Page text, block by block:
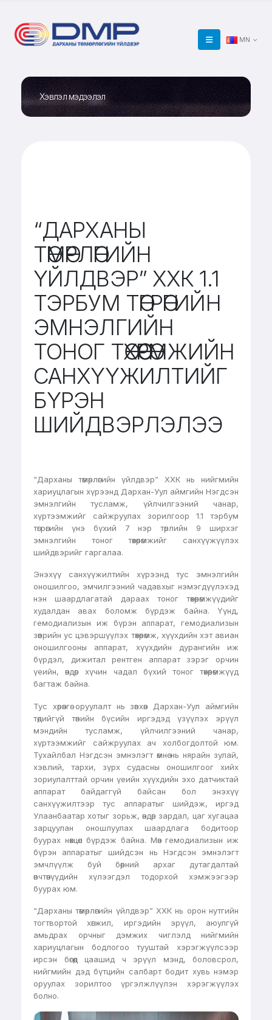
MN
Хэвлэл мэдээлэл
“ДАРХАНЫ
ТӨМӨРЛӨГИЙН
ҮЙЛДВЭР” ХХК 1.1
ТЭРБУМ ТӨГРӨГИЙН
ЭМНЭЛГИЙН
ТОНОГ ТӨХӨӨРӨМЖИЙН
САНХҮҮЖИЛТИЙГ
БҮРЭН
ШИЙДВЭРЛЭЛЭЭ
“Дарханы төмөрлөгийн үйлдвэр” ХХК нь нийгмийн
хариуцлагын хүрээнд Дархан-Уул аймгийн Нэгдсэн
эмнэлгийн тусламж, үйлчилгээний чанар,
хүртээмжийг сайжруулах зорилгоор 1.1 тэрбум
төгрөгийн үнэ бүхий 7 нэр төрлийн 9 ширхэг
эмнэлгийн тоног төхөөрөмжийг санхүүжүүлэх
шийдвэрийг гаргалаа.
Энэхүү санхүүжилтийн хүрээнд тус эмнэлгийн
оношилгоо, эмчилгээний чадавхыг нэмэгдүүлэхэд
нэн шаардлагатай дараах тоног төхөөрөмжүүдийг
худалдан авах боломж бүрдэж байна. Үүнд,
гемодиализын иж бүрэн аппарат, гемодиализын
зөөврийн ус цэвэршүүлэх төхөөрөмж, хүүхдийн хэт авиан
оношилгооны аппарат, хүүхдийн дурангийн иж
бүрдэл, дижитал рентген аппарат зэрэг орчин
үеийн, өндөр хүчин чадал бүхий тоног төхөөрөмжүүд
багтаж байна.
Тус хөрөнгө оруулалт нь зөвхөн Дархан-Уул аймгийн
төдийгүй төвийн бүсийн иргэдэд үзүүлэх эрүүл
мэндийн тусламж, үйлчилгээний чанар,
хүртээмжийг сайжруулах ач холбогдолтой юм.
Тухайлбал Нэгдсэн эмнэлэгт өмнө нь нярайн зулай,
хэвлий, тархи, зүрх судасны оношилгоог хийх
зориулалттай орчин үеийн хүүхдийн эхо датчиктай
аппарат байдаггүй байсан бол энэхүү
санхүүжилтээр тус аппаратыг шийдэж, иргэд
Улаанбаатар хотыг зорьж, өндөр зардал, цаг хугацаа
зарцуулан оношлуулах шаардлага бодитоор
буурах нөхцөл бүрдэж байна. Мөн гемодиализын иж
бүрэн аппаратыг шийдсэн нь Нэгдсэн эмнэлэгт
эмчлүүлж буй бөөрний архаг дутагдалтай
өвчтөнүүдийн хүлээгдэл тодорхой хэмжээгээр
буурах юм.
“Дарханы төмөрлөгийн үйлдвэр” ХХК нь орон нутгийн
тогтвортой хөгжил, иргэдийн эрүүл, аюулгүй
амьдрах орчныг дэмжих чиглэлд нийгмийн
хариуцлагын бодлогоо тууштай хэрэгжүүлсээр
ирсэн бөгөөд цаашид ч эрүүл мэнд, боловсрол,
нийгмийн дэд бүтцийн салбарт бодит хувь нэмэр
оруулах зорилтоо үргэлжлүүлэн хэрэгжүүлэх
болно.